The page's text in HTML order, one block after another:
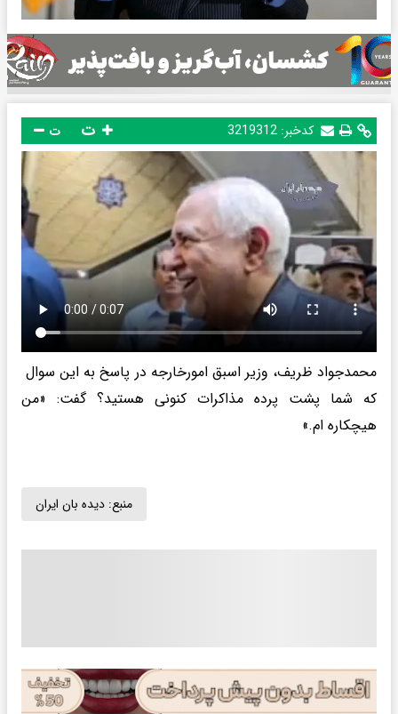
کدخبر: 3219312 ت
محمدجواد ظریف، وزیر اسبق امورخارجه در پاسخ به این سوال
که شما پشت پرده مذاکرات کنونی هستید؟ گفت: «من
هیچکاره ام.»
منبع: دیده بان ایران